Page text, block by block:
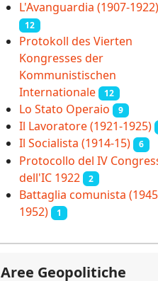
L'Avanguardia (1907-1922)
12
Protokoll des Vierten
Kongresses der
Kommunistischen
Internationale
12
Lo Stato Operaio 9
Il Lavoratore (1921-1925)
Il Socialista (1914‑15) 6
Protocollo del IV
dell'IC 1922
2
Battaglia comunista
1952)
1
Aree Geopolitiche